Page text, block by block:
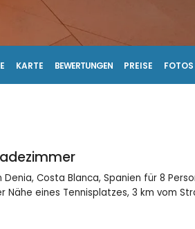
KARTE BEWERTUNGEN PREISE
Costa Blanca, Spanien für 8
eines Tennisplatzes, 3 km vom